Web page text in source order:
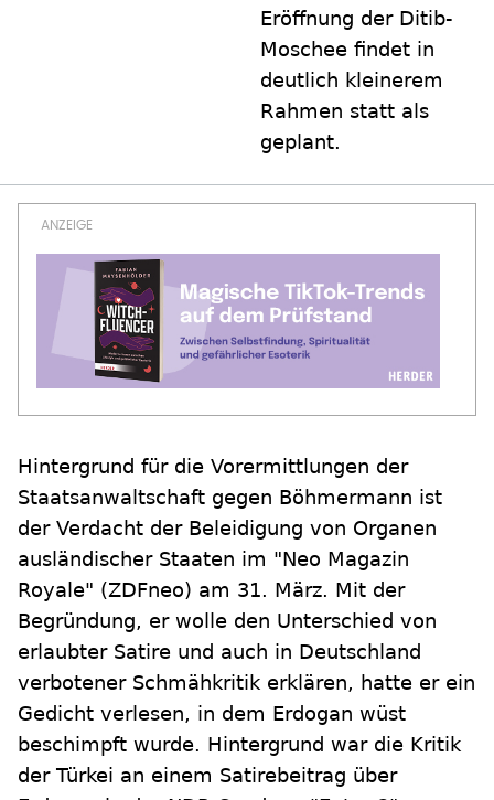
Eröffnung der Ditib-
Moschee findet in
deutlich kleinerem
Rahmen statt als
geplant.
Hintergrund für die Vorermittlungen der
Staatsanwaltschaft gegen Böhmermann ist
der Verdacht der Beleidigung von Organen
ausländischer Staaten im "Neo Magazin
Royale" (ZDFneo) am 31. März. Mit der
Begründung, er wolle den Unterschied von
erlaubter Satire und auch in Deutschland
verbotener Schmähkritik erklären, hatte er ein
Gedicht verlesen, in dem Erdogan wüst
beschimpft wurde. Hintergrund war die Kritik
der Türkei an einem Satirebeitrag über